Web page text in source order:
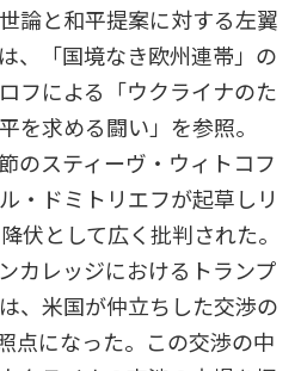
論と和平提案に対する左翼
、「国境なき欧州連帯」の
フによる「ウクライナのた
を求める闘い」を参照。
のスティーヴ・ウィトコフ
・ドミトリエフが起草しリ
伏として広く批判された。
カレッジにおけるトランプ
、米国が仲立ちした交渉の
点になった。この交渉の中